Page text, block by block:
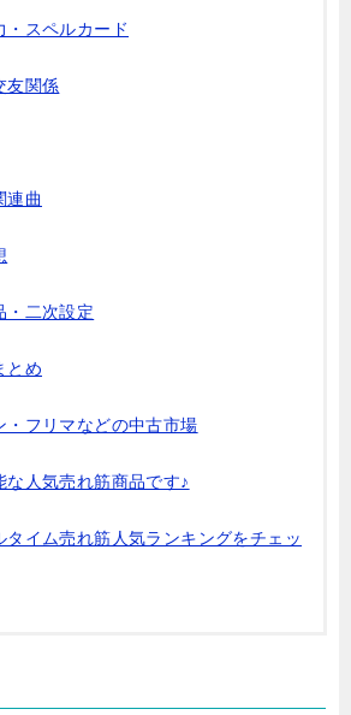
・スペルカード
友関係
連曲
・二次設定
とめ
・フリマなどの中古市場
な人気売れ筋商品です♪
タイム売れ筋人気ランキングをチェッ